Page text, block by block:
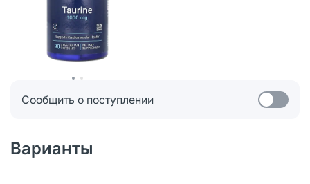
Сообщить о поступлении
Варианты